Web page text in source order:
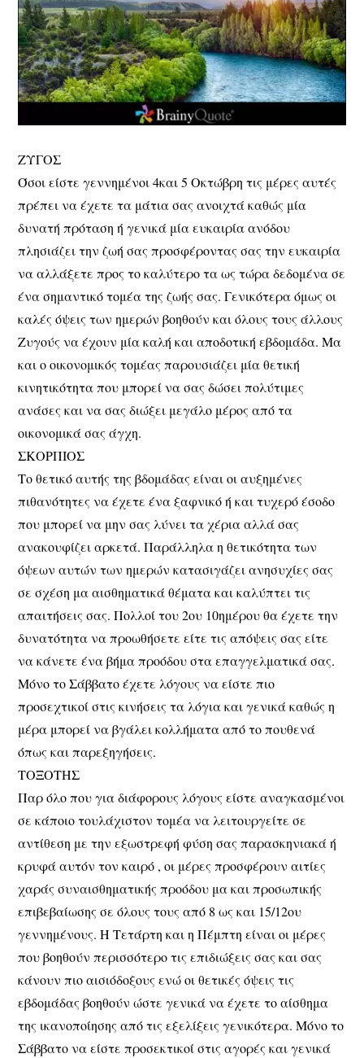
ΖΥΓΟΣ
Όσοι είστε γεννημένοι 4και 5 Οκτώβρη τις μέρες αυτές
πρέπει να έχετε τα μάτια σας ανοιχτά καθώς μία
δυνατή πρόταση ή γενικά μία ευκαιρία ανόδου
πλησιάζει την ζωή σας προσφέροντας σας την ευκαιρία
να αλλάξετε προς το καλύτερο τα ως τώρα δεδομένα σε
ένα σημαντικό τομέα της ζωής σας. Γενικότερα όμως οι
καλές όψεις των ημερών βοηθούν και όλους τους άλλους
Ζυγούς να έχουν μία καλή και αποδοτική εβδομάδα. Μα
και ο οικονομικός τομέας παρουσιάζει μία θετική
κινητικότητα που μπορεί να σας δώσει πολύτιμες
ανάσες και να σας διώξει μεγάλο μέρος από τα
οικονομικά σας άγχη.
ΣΚΟΡΠΙΟΣ
Το θετικό αυτής της βδομάδας είναι οι αυξημένες
πιθανότητες να έχετε ένα ξαφνικό ή και τυχερό έσοδο
που μπορεί να μην σας λύνει τα χέρια αλλά σας
ανακουφίζει αρκετά. Παράλληλα η θετικότητα των
όψεων αυτών των ημερών κατασιγάζει ανησυχίες σας
σε σχέση μα αισθηματικά θέματα και καλύπτει τις
απαιτήσεις σας. Πολλοί του 2ου 10ημέρου θα έχετε την
δυνατότητα να προωθήσετε είτε τις απόψεις σας είτε
να κάνετε ένα βήμα προόδου στα επαγγελματικά σας.
Μόνο το Σάββατο έχετε λόγους να είστε πιο
προσεχτικοί στις κινήσεις τα λόγια και γενικά καθώς η
μέρα μπορεί να βγάλει κολλήματα από το πουθενά
όπως και παρεξηγήσεις.
ΤΟΞΟΤΗΣ
Παρ όλο που για διάφορους λόγους είστε αναγκασμένοι
σε κάποιο τουλάχιστον τομέα να λειτουργείτε σε
αντίθεση με την εξωστρεφή φύση σας παρασκηνιακά ή
κρυφά αυτόν τον καιρό , οι μέρες προσφέρουν αιτίες
χαράς συναισθηματικής προόδου μα και προσωπικής
επιβεβαίωσης σε όλους τους από 8 ως και 15/12ου
γεννημένους. Η Τετάρτη και η Πέμπτη είναι οι μέρες
που βοηθούν περισσότερο τις επιδιώξεις σας και σας
κάνουν πιο αισιόδοξους ενώ οι θετικές όψεις τις
εβδομάδας βοηθούν ώστε γενικά να έχετε το αίσθημα
της ικανοποίησης από τις εξελίξεις γενικότερα. Μόνο το
Σάββατο να είστε προσεκτικοί στις αγορές και γενικά